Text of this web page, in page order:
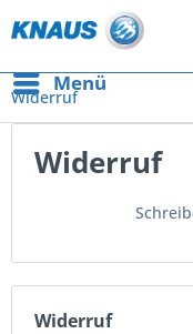
Menü
Widerruf
Widerruf
Widerruf